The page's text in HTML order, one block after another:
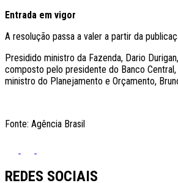
Entrada em vigor
A resolução passa a valer a partir da
Presidido ministro da Fazenda, Dario
composto pelo presidente do Banco Central,
ministro do Planejamento e Orçamento,
Fonte: Agência Brasil
REDES SOCIAIS